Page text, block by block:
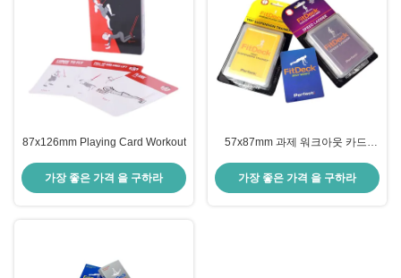
87x126mm Playing Card Workout
가장 좋은 가격 을 구하라
57x87mm 과제 워크아웃 카드,
가장 좋은 가격 을 구하라